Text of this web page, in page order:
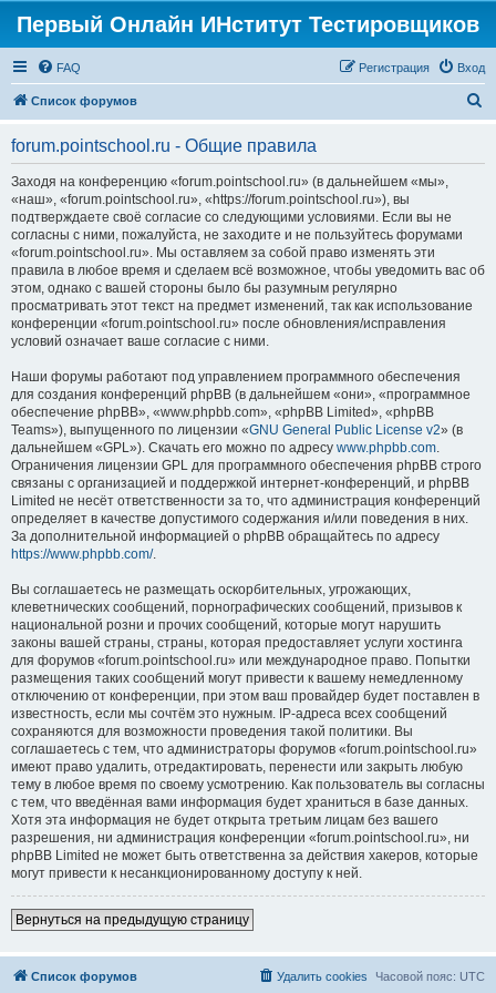
Первый Онлайн ИНститут Тестировщиков
FAQ Вход
Регистрация
Список форумов
forum.pointschool.ru - Общие правила
Заходя на конференцию «forum.pointschool.ru» (в дальнейшем «мы»,
«наш», «forum.pointschool.ru», «https://forum.pointschool.ru»), вы
подтверждаете своё согласие со следующими условиями. Если вы не
согласны с ними, пожалуйста, не заходите и не пользуйтесь форумами
«forum.pointschool.ru». Мы оставляем за собой право изменять эти
правила в любое время и сделаем всё возможное, чтобы уведомить вас об
этом, однако с вашей стороны было бы разумным регулярно
просматривать этот текст на предмет изменений, так как использование
конференции «forum.pointschool.ru» после обновления/исправления
условий означает ваше согласие с ними.
Наши форумы работают под управлением программного обеспечения
для создания конференций phpBB (в дальнейшем «они», «программное
обеспечение phpBB», «www.phpbb.com», «phpBB Limited», «phpBB
Teams»), выпущенного по лицензии «GNU General Public License v2» (в
дальнейшем «GPL»). Скачать его можно по адресу www.phpbb.com.
Ограничения лицензии GPL для программного обеспечения phpBB строго
связаны с организацией и поддержкой интернет-конференций, и phpBB
Limited не несёт ответственности за то, что администрация конференций
определяет в качестве допустимого содержания и/или поведения в них.
За дополнительной информацией о phpBB обращайтесь по адресу
https://www.phpbb.com/.
Вы соглашаетесь не размещать оскорбительных, угрожающих,
клеветнических сообщений, порнографических сообщений, призывов к
национальной розни и прочих сообщений, которые могут нарушить
законы вашей страны, страны, которая предоставляет услуги хостинга
для форумов «forum.pointschool.ru» или международное право. Попытки
размещения таких сообщений могут привести к вашему немедленному
отключению от конференции, при этом ваш провайдер будет поставлен в
известность, если мы сочтём это нужным. IP-адреса всех сообщений
сохраняются для возможности проведения такой политики. Вы
соглашаетесь с тем, что администраторы форумов «forum.pointschool.ru»
имеют право удалить, отредактировать, перенести или закрыть любую
тему в любое время по своему усмотрению. Как пользователь вы согласны
с тем, что введённая вами информация будет храниться в базе данных.
Хотя эта информация не будет открыта третьим лицам без вашего
разрешения, ни администрация конференции «forum.pointschool.ru», ни
phpBB Limited не может быть ответственна за действия хакеров, которые
могут привести к несанкционированному доступу к ней.
Вернуться на предыдущую страницу
Список форумов Часовой пояс: UTC
Удалить cookies